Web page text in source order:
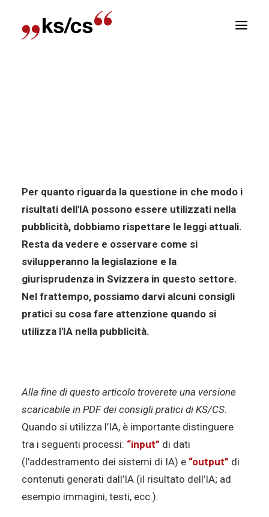
Per quanto riguarda la questione in che modo i
risultati dell'IA possono essere utilizzati nella
pubblicità, dobbiamo rispettare le leggi attuali.
Resta da vedere e osservare come si
svilupperanno la legislazione e la
giurisprudenza in Svizzera in questo settore.
Nel frattempo, possiamo darvi alcuni consigli
pratici su cosa fare attenzione quando si
utilizza l'IA nella pubblicità.
Alla fine di questo articolo troverete una versione
scaricabile in PDF dei consigli pratici di KS/CS.
Quando si utilizza l’IA, è importante distinguere
tra i seguenti processi: “input” di dati
(l’addestramento dei sistemi di IA) e “output” di
contenuti generati dall’IA (il risultato dell’IA; ad
esempio immagini, testi, ecc.).